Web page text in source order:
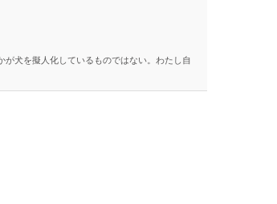
犬を擬人化しているものではない。わたし自